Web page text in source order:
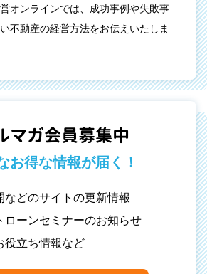
オンラインでは、成功事例や失敗事
不動産の経営方法をお伝えいたしま
マガ会員募集中
お得な情報が届く！
などのサイトの更新情報
ローンセミナーのお知らせ
役立ち情報など